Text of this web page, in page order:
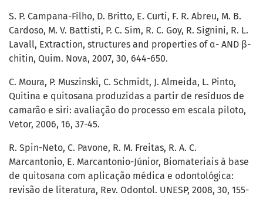
S. P. Campana-Filho, D. Britto, E. Curti, F. R. Abreu, M. B.
Cardoso, M. V. Battisti, P. C. Sim, R. C. Goy, R. Signini, R. L.
Lavall, Extraction, structures and properties of ɑ- AND β-
chitin, Quim. Nova, 2007, 30, 644-650.
C. Moura, P. Muszinski, C. Schmidt, J. Almeida, L. Pinto,
Quitina e quitosana produzidas a partir de resíduos de
camarão e siri: avaliação do processo em escala piloto,
Vetor, 2006, 16, 37-45.
R. Spin-Neto, C. Pavone, R. M. Freitas, R. A. C.
Marcantonio, E. Marcantonio-Júnior, Biomateriais à base
de quitosana com aplicação médica e odontológica:
revisão de literatura, Rev. Odontol. UNESP, 2008, 30, 155-